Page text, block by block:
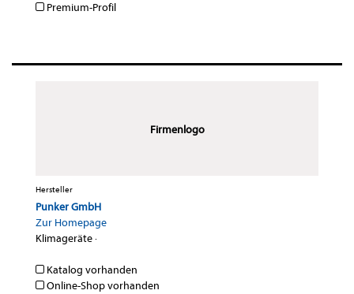
Premium-Profil
Firmenlogo
Hersteller
Punker GmbH
Zur Homepage
Klimageräte·
Katalog vorhanden
Online-Shop vorhanden